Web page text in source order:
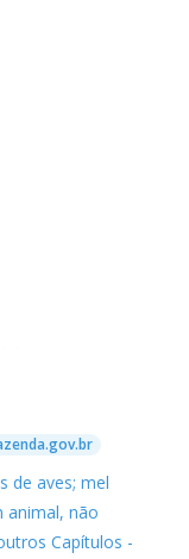
de aves; mel
animal, não
Capítulos -